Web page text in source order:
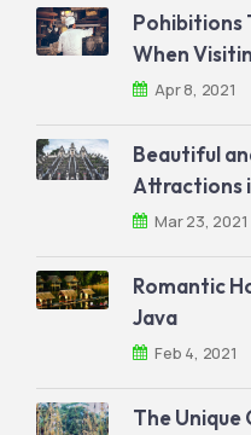
Pohibitions
When
Apr 8, 2021
Beautiful
Attractions
Mar 23, 2021
Romantic
Java
Feb 4, 2021
The Unique